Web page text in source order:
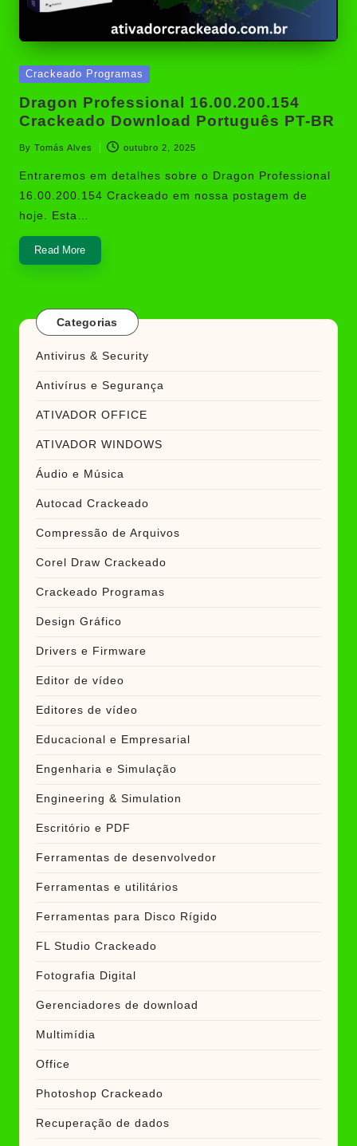
Posted
Crackeado Programas
Dragon Professional 16.00.200.154
Crackeado Download Português PT-BR
Posted
by
By Tomás Alves outubro 2, 2025
Entraremos em detalhes sobre o Dragon Professional
16.00.200.154 Crackeado em nossa postagem de
hoje. Esta…
Read More
Categorias
Antivirus & Security
Antivírus e Segurança
ATIVADOR OFFICE
ATIVADOR WINDOWS
Áudio e Música
Autocad Crackeado
Compressão de Arquivos
Corel Draw Crackeado
Crackeado Programas
Design Gráfico
Drivers e Firmware
Editor de vídeo
Editores de vídeo
Educacional e Empresarial
Engenharia e Simulação
Engineering & Simulation
Escritório e PDF
Ferramentas de desenvolvedor
Ferramentas e utilitários
Ferramentas para Disco Rígido
FL Studio Crackeado
Fotografia Digital
Gerenciadores de download
Multimídia
Office
Photoshop Crackeado
Recuperação de dados